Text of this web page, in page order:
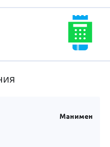
Манимен